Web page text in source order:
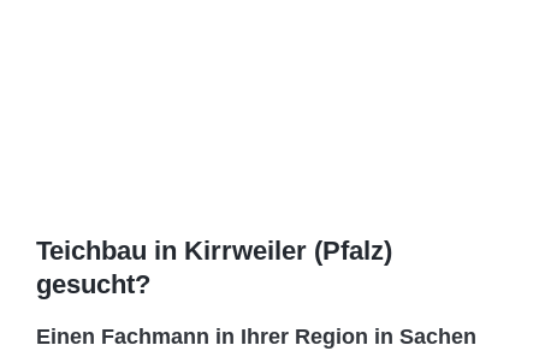
Teichbau in Kirrweiler (Pfalz)
gesucht?
Einen Fachmann in Ihrer Region in Sachen